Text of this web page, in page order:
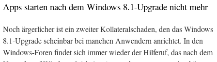
Apps starten nach dem Windows 8.1-Upgrade nicht mehr
Noch ärgerlicher ist ein zweiter Kollateralschaden, den das Windows
8.1-Upgrade scheinbar bei manchen Anwendern anrichtet. In den
Windows-Foren findet sich immer wieder der Hilferuf, das nach dem